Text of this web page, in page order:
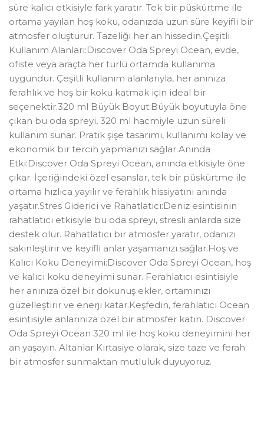
süre kalıcı etkisiyle fark yaratır. Tek bir püskürtme ile
ortama yayılan hoş koku, odanızda uzun süre keyifli bir
atmosfer oluşturur. Tazeliği her an hissedin.Çeşitli
Kullanım Alanları:Discover Oda Spreyi Ocean, evde,
ofiste veya araçta her türlü ortamda kullanıma
uygundur. Çeşitli kullanım alanlarıyla, her anınıza
ferahlık ve hoş bir koku katmak için ideal bir
seçenektir.320 ml Büyük Boyut:Büyük boyutuyla öne
çıkan bu oda spreyi, 320 ml hacmiyle uzun süreli
kullanım sunar. Pratik şişe tasarımı, kullanımı kolay ve
ekonomik bir tercih yapmanızı sağlar.Anında
Etki:Discover Oda Spreyi Ocean, anında etkisiyle öne
çıkar. İçeriğindeki özel esanslar, tek bir püskürtme ile
ortama hızlıca yayılır ve ferahlık hissiyatını anında
yaşatır.Stres Giderici ve Rahatlatıcı:Deniz esintisinin
rahatlatıcı etkisiyle bu oda spreyi, stresli anlarda size
destek olur. Rahatlatıcı bir atmosfer yaratır, odanızı
sakinleştirir ve keyifli anlar yaşamanızı sağlar.Hoş ve
Kalıcı Koku Deneyimi:Discover Oda Spreyi Ocean, hoş
ve kalıcı koku deneyimi sunar. Ferahlatıcı esintisiyle
her anınıza özel bir dokunuş ekler, ortamınızı
güzelleştirir ve enerji katar.Keşfedin, ferahlatıcı Ocean
esintisiyle anlarınıza özel bir atmosfer katın. Discover
Oda Spreyi Ocean 320 ml ile hoş koku deneyimini her
an yaşayın. Altanlar Kırtasiye olarak, size taze ve ferah
bir atmosfer sunmaktan mutluluk duyuyoruz.